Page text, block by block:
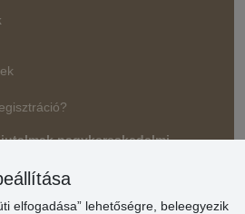
nagykereskedelmi
elfogadása” lehetőségre, beleegyezik